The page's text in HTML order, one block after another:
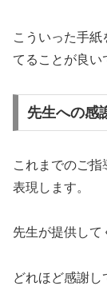
こういった手
てることが良い
先生への感
これまでのご
表現します。
先生が提供して
どれほど感謝し